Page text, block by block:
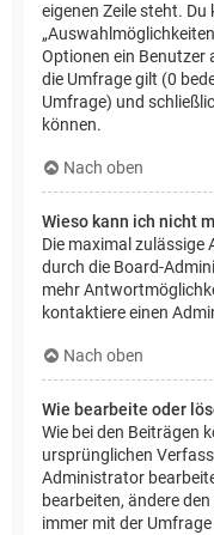
eigenen Zeile steht.
Optionen ein Benutzer
die Umfrage gilt (0
Umfrage) und
können.
Nach oben
Wieso kann ich nicht
Die maximal
durch die Board-
mehr
kontaktiere einen
Nach oben
Wie bearbeite oder
Wie bei den Beiträgen
ursprünglichen
Administrator
bearbeiten, ändere
immer mit der